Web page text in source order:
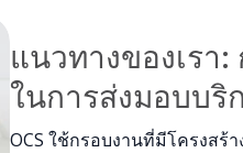
แนวทางของเรา
ในการส่งมอบบริ
OCS ใช้กรอบงานที่มีโครงส